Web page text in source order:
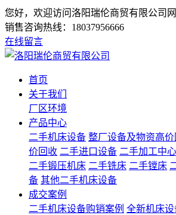
您好，欢迎访问洛阳瑞伦商贸有限公司
销售咨询热线： 18037956666
在线留言
首页
关于我们
厂区环境
产品中心
二手机床设备 整厂设备及物资高
价回收 二手进口设备 二手加工中心
二手锻压机床 二手铣床 二手镗床
备 其他二手机床设备
成交案例
二手机床设备购销案例 全新机床设